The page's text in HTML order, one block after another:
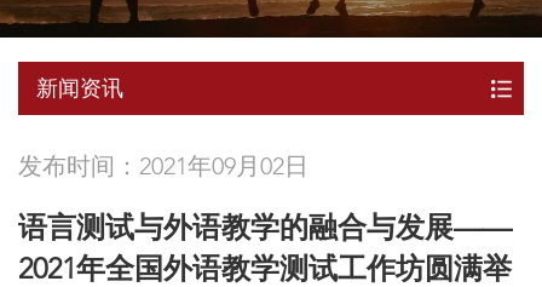
新闻资讯
发布时间：2021年09月02日
语言测试与外语教学的融合与发展——
2021年全国外语教学测试工作坊圆满举